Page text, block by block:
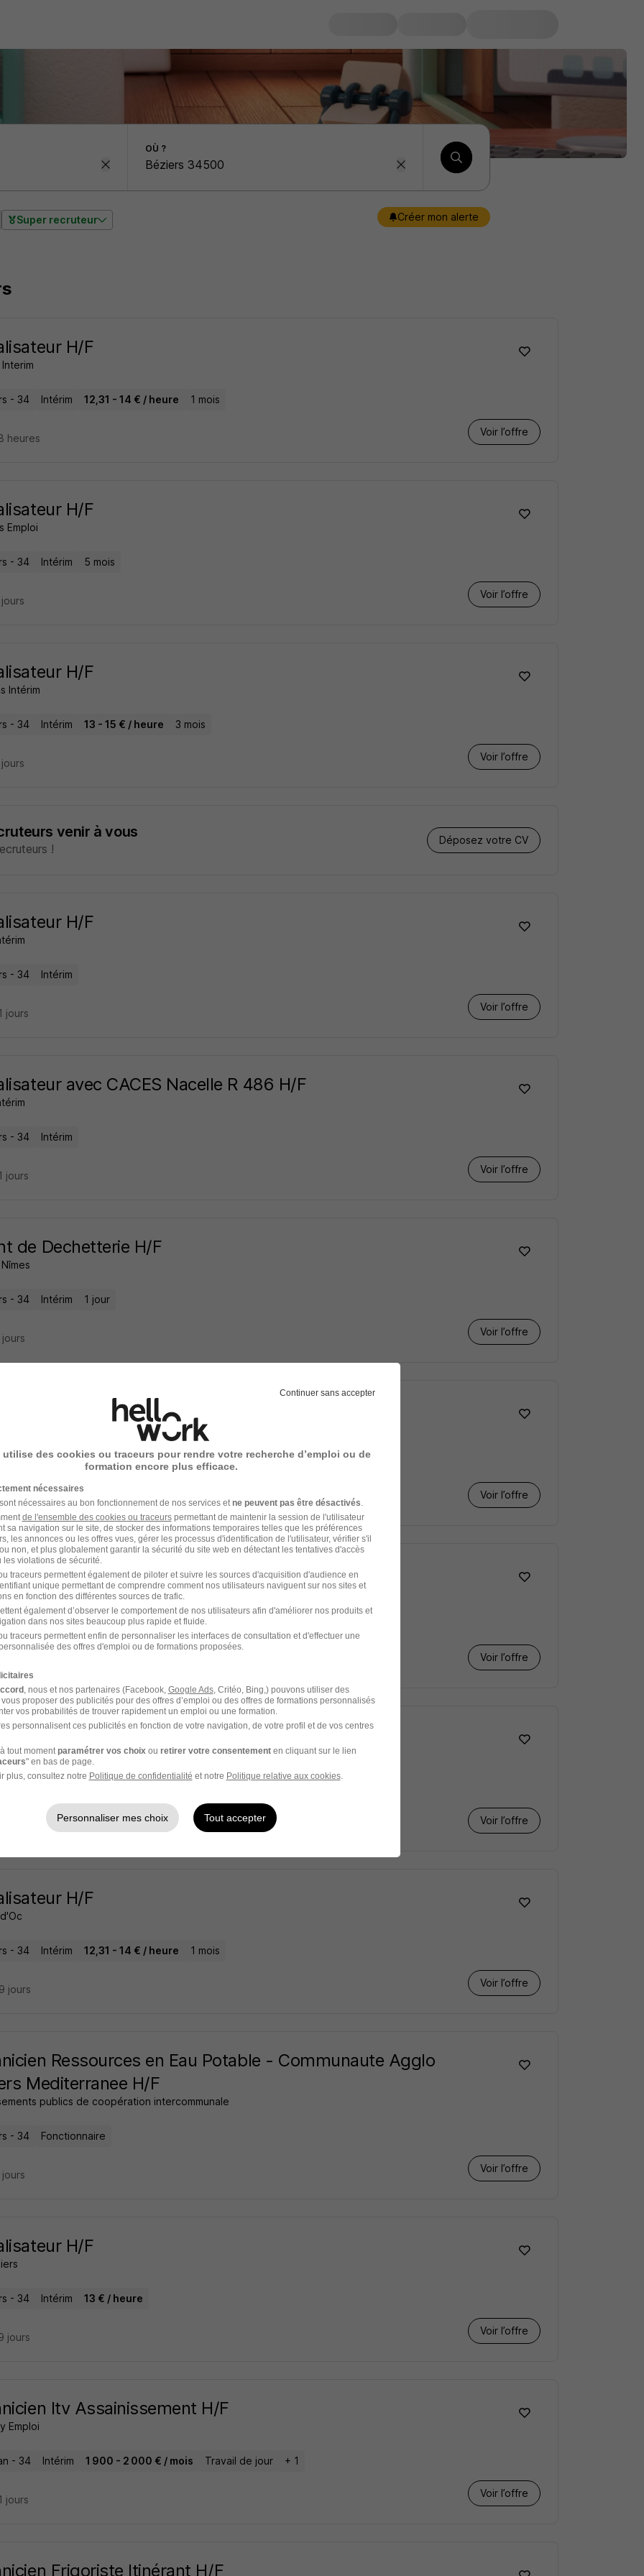
OÙ ?
Super recruteur Créer mon alerte
H/F
- 34 Intérim 12,31 - 14 € / heure 1 mois
Voir l’offre
heures
H/F
Emploi
- 34 Intérim 5 mois
Voir l’offre
H/F
Intérim
- 34 Intérim 13 - 15 € / heure 3 mois
Voir l’offre
venir à vous
!
Déposez votre CV
H/F
- 34 Intérim
Voir l’offre
jours
avec CACES Nacelle R 486 H/F
- 34 Intérim
Voir l’offre
jours
de Dechetterie H/F
- 34 Intérim 1 jour
Voir l’offre
Canalisateur H/F
12,31 - 14 € / heure 1 mois
Voir l’offre
H/F
Bâtiment
- 34 Intérim 13 € / heure 3 mois
Voir l’offre
H/F
Super recruteur
Voir l’offre
H/F
- 34 Intérim 12,31 - 14 € / heure 1 mois
Voir l’offre
jours
Ressources en Eau Potable - Communaute Agglo
Mediterranee H/F
publics de coopération intercommunale
- 34 Fonctionnaire
Voir l’offre
H/F
- 34 Intérim 13 € / heure
Voir l’offre
jours
Itv Assainissement H/F
Emploi
- 34 Intérim 1 900 - 2 000 € / mois Travail de jour + 1
Voir l’offre
jours
Frigoriste Itinérant H/F
Continuer sans accepter
utilise des cookies ou traceurs pour rendre votre recherche d’emploi ou de
formation encore plus efficace.
nécessaires
nécessaires au bon fonctionnement de nos services et ne peuvent pas être désactivés
de l'ensemble des cookies ou traceurspermettant de maintenir la session de l'utilisateur
sa navigation sur le site, de stocker des informations temporaires telles que les préférences
les annonces ou les offres vues, gérer les processus d'identification de l'utilisateur, vérifier s'il
non, et plus globalement garantir la sécurité du site web en détectant les tentatives d'accès
violations de sécurité.
traceurs permettent également de piloter et suivre les sources d'acquisition d'audience en
unique permettant de comprendre comment nos utilisateurs naviguent sur nos sites et
en fonction des différentes sources de trafic.
également d’observer le comportement de nos utilisateurs afin d'améliorer nos produits et
dans nos sites beaucoup plus rapide et fluide.
traceurs permettent enfin de personnaliser les interfaces de consultation et d'effectuer une
des offres d'emploi ou de formations proposées.
, nous et nos partenaires (Facebook, Google Ads, Critéo, Bing,) pouvons utiliser des
proposer des publicités pour des offres d’emploi ou des offres de formations personnalisés
vos probabilités de trouver rapidement un emploi ou une formation.
personnalisent ces publicités en fonction de votre navigation, de votre profil et de vos centres
tout moment paramétrer vos choix ou retirer votre consentementen cliquant sur le lien
" en bas de page.
plus, consultez notre Politique de confidentialité et notre Politique relative aux cookies.
Personnaliser mes choix Tout accepter